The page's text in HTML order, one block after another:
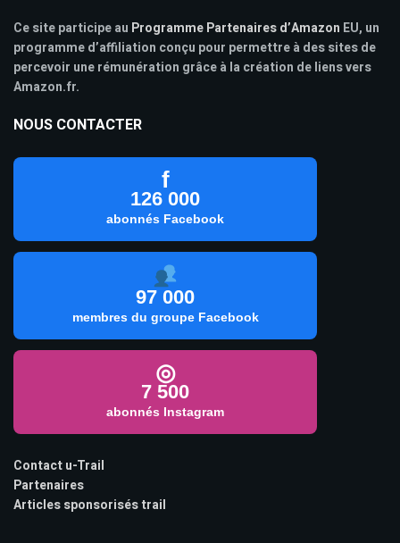
Ce site participe au Programme Partenaires d’Amazon EU, un
programme d’affiliation conçu pour permettre à des sites de
percevoir une rémunération grâce à la création de liens vers
Amazon.fr.
NOUS CONTACTER
f
126 000
abonnés Facebook
97 000
membres du groupe Facebook
◎
7 500
abonnés Instagram
Contact u-Trail
Partenaires
Articles sponsorisés trail